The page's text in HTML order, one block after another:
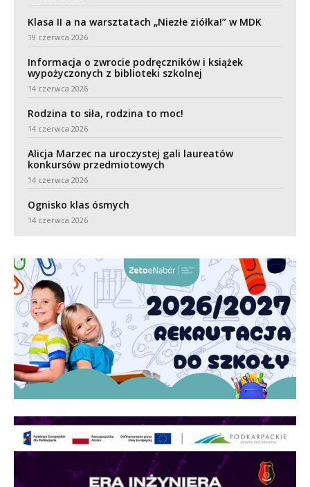
Klasa II a na warsztatach „Niezłe ziółka!” w MDK
19 czerwca 2026
Informacja o zwrocie podręczników i książek
wypożyczonych z biblioteki szkolnej
14 czerwca 2026
Rodzina to siła, rodzina to moc!
14 czerwca 2026
Alicja Marzec na uroczystej gali laureatów
konkursów przedmiotowych
14 czerwca 2026
Ognisko klas ósmych
14 czerwca 2026